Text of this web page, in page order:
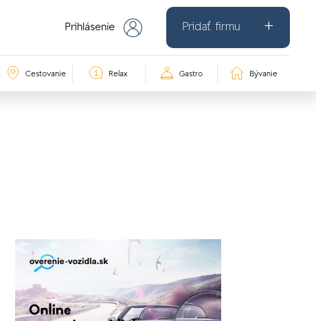
Prihlásenie Pridať firmu
Cestovanie Relax Gastro Bývanie